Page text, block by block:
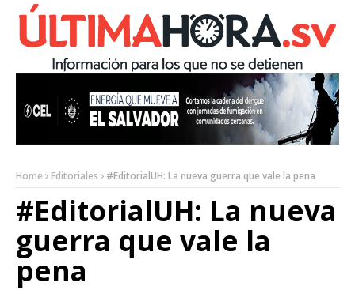
Home Editoriales #EditorialUH: La nueva guerra que vale la pena
#EditorialUH: La nueva
guerra que vale la
pena